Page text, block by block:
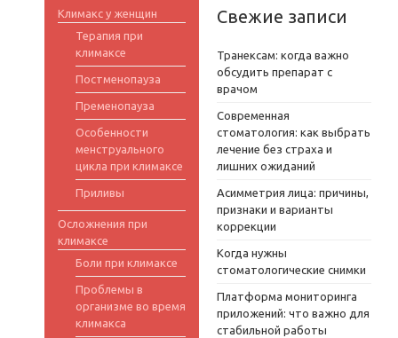
Климакс у женщин
Терапия при
климаксе
Постменопауза
Пременопауза
Особенности
менструального
цикла при климаксе
Приливы
Осложнения при
климаксе
Боли при климаксе
Проблемы в
организме во время
климакса
Свежие записи
Транексам: когда важно
обсудить препарат с
врачом
Современная
стоматология: как выбрать
лечение без страха и
лишних ожиданий
Асимметрия лица: причины,
признаки и варианты
коррекции
Когда нужны
стоматологические снимки
Платформа мониторинга
приложений: что важно для
стабильной работы